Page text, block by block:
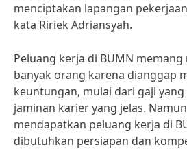
menciptakan lapangan
kata Ririek Adriansyah.
Peluang kerja di BUMN
banyak orang karena dianggap
keuntungan, mulai dari gaji
jaminan karier yang jelas.
mendapatkan peluang kerja di
dibutuhkan persiapan dan